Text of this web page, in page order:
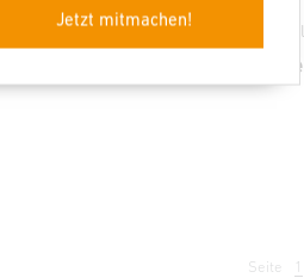
Jetzt mitmachen!
Zubehör -
Zubehör
Seite 1